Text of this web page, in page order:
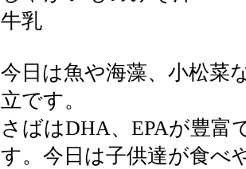
牛乳
今日は魚や海藻、小松菜
立です。
さばはDHA、EPAが豊富
す。今日は子供達が食べ